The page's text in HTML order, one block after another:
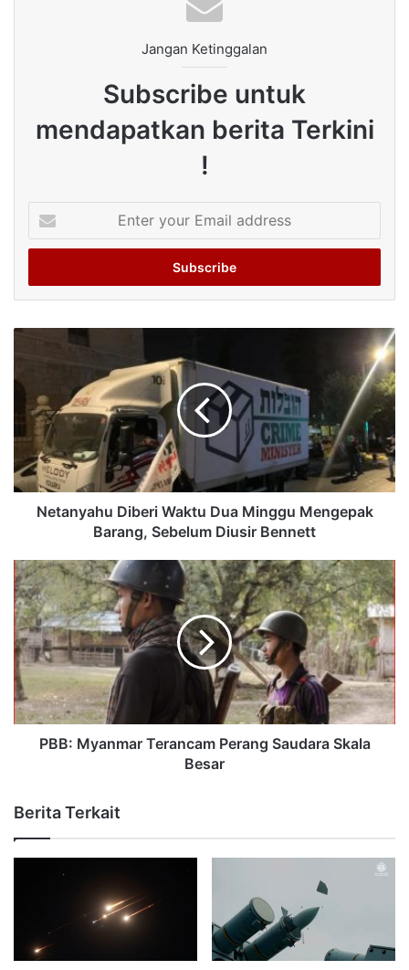
Jangan Ketinggalan
Subscribe untuk
mendapatkan berita Terkini
!
your
Email
Netanyahu Diberi Waktu Dua Minggu Mengepak
Barang, Sebelum Diusir Bennett
PBB: Myanmar Terancam Perang Saudara Skala
Besar
Berita Terkait